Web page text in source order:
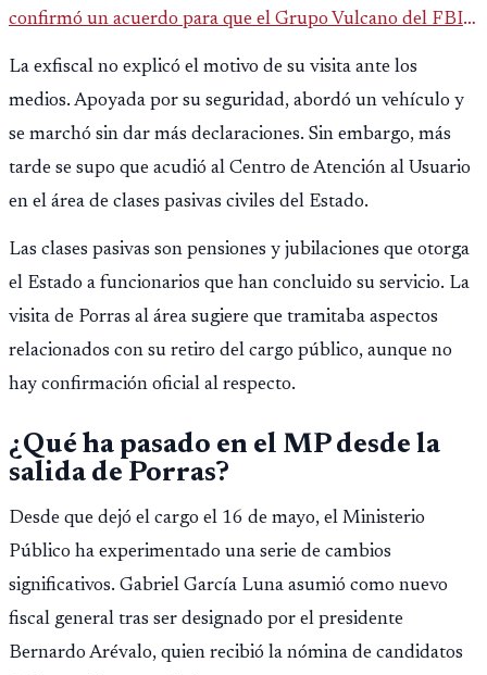
confirmó un acuerdo para que el Grupo Vulcano del FBI
opere en Guatemala a partir de julio, tras un intento
fallido con la administración anterior del Ministerio
Público.
La exfiscal no explicó el motivo de su visita ante los
medios. Apoyada por su seguridad, abordó un vehículo y
se marchó sin dar más declaraciones. Sin embargo, más
tarde se supo que acudió al Centro de Atención al Usuario
en el área de clases pasivas civiles del Estado.
Las clases pasivas son pensiones y jubilaciones que otorga
el Estado a funcionarios que han concluido su servicio. La
visita de Porras al área sugiere que tramitaba aspectos
relacionados con su retiro del cargo público, aunque no
hay confirmación oficial al respecto.
¿Qué ha pasado en el MP desde la
salida de Porras?
Desde que dejó el cargo el 16 de mayo, el Ministerio
Público ha experimentado una serie de cambios
significativos. Gabriel García Luna asumió como nuevo
fiscal general tras ser designado por el presidente
Bernardo Arévalo, quien recibió la nómina de candidatos